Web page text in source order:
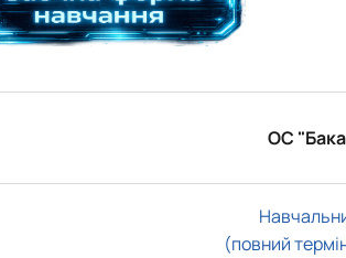
ОС
(повний